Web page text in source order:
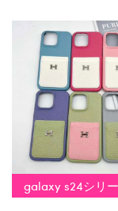
galaxy s24シリ